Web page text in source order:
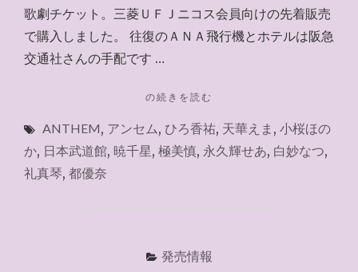
歌劇チケット。三菱ＵＦＪニコス会員向けの先着販売
で購入しました。 往復のＡＮＡ飛行機とホテルは阪急
交通社さんの手配です …
"ANTHEM（前
２
階
の続きを読む
ANTHEM, アンセム, ひろ香祐, 天華えま , 小桜ほの
か, 日本武道館, 暁千星, 極美慎, 永久輝せあ, 白妙なつ,
礼真琴, 都優奈
発売情報